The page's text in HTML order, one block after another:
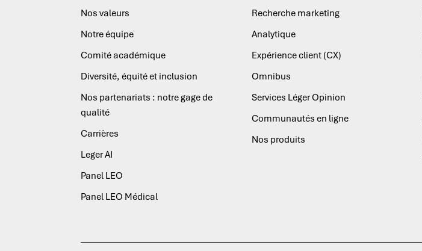
Nos valeurs
Notre équipe
Comité académique
Diversité, équité et inclusion
Nos partenariats : notre gage de
qualité
Carrières
Leger AI
Panel LEO
Panel LEO Médical
Recherche marketing
Analytique
Expérience client (CX)
Omnibus
Services Léger Opinion
Communautés en ligne
Nos produits